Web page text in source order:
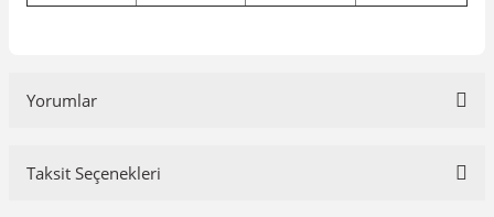
Yorumlar
Taksit Seçenekleri